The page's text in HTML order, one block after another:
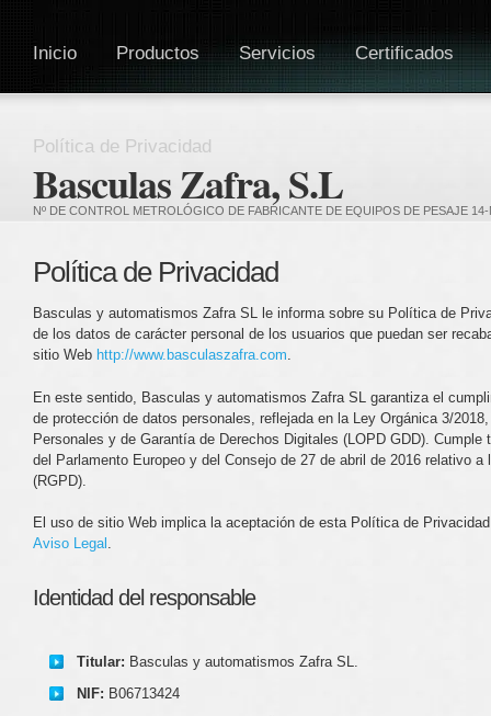
Basculas Zafra, S.L
Nº DE CONTROL METROLÓGICO DE FABRICANTE DE EQUIPOS DE PESAJE
Inicio Productos Servicios Certificados
Política de Privacidad
Política de Privacidad
Basculas y automatismos Zafra SL le informa sobre su Política de
de los datos de carácter personal de los usuarios que puedan ser
sitio Web http://www.basculaszafra.com.
En este sentido, Basculas y automatismos Zafra SL garantiza el
de protección de datos personales, reflejada en la Ley Orgánica 3/
Personales y de Garantía de Derechos Digitales (LOPD GDD). Cumple
del Parlamento Europeo y del Consejo de 27 de abril de 2016 relativo
(RGPD).
El uso de sitio Web implica la aceptación de esta Política de
Aviso Legal .
Identidad del responsable
Titular: Basculas y automatismos Zafra SL.
NIF: B06713424